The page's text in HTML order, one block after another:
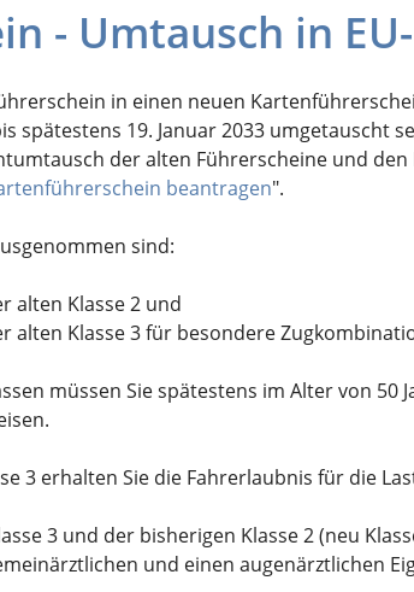
- Umtausch in
in einen neuen
spätestens 19. Januar 2033
der alten Führerscheine und
beantragen".
sind:
alten Klasse 2 und
alten Klasse 3 für besondere
müssen Sie spätestens im Alter von
3 erhalten Sie die Fahrerlaubnis für die
3 und der bisherigen Klasse 2 (neu
und einen augenärztlichen